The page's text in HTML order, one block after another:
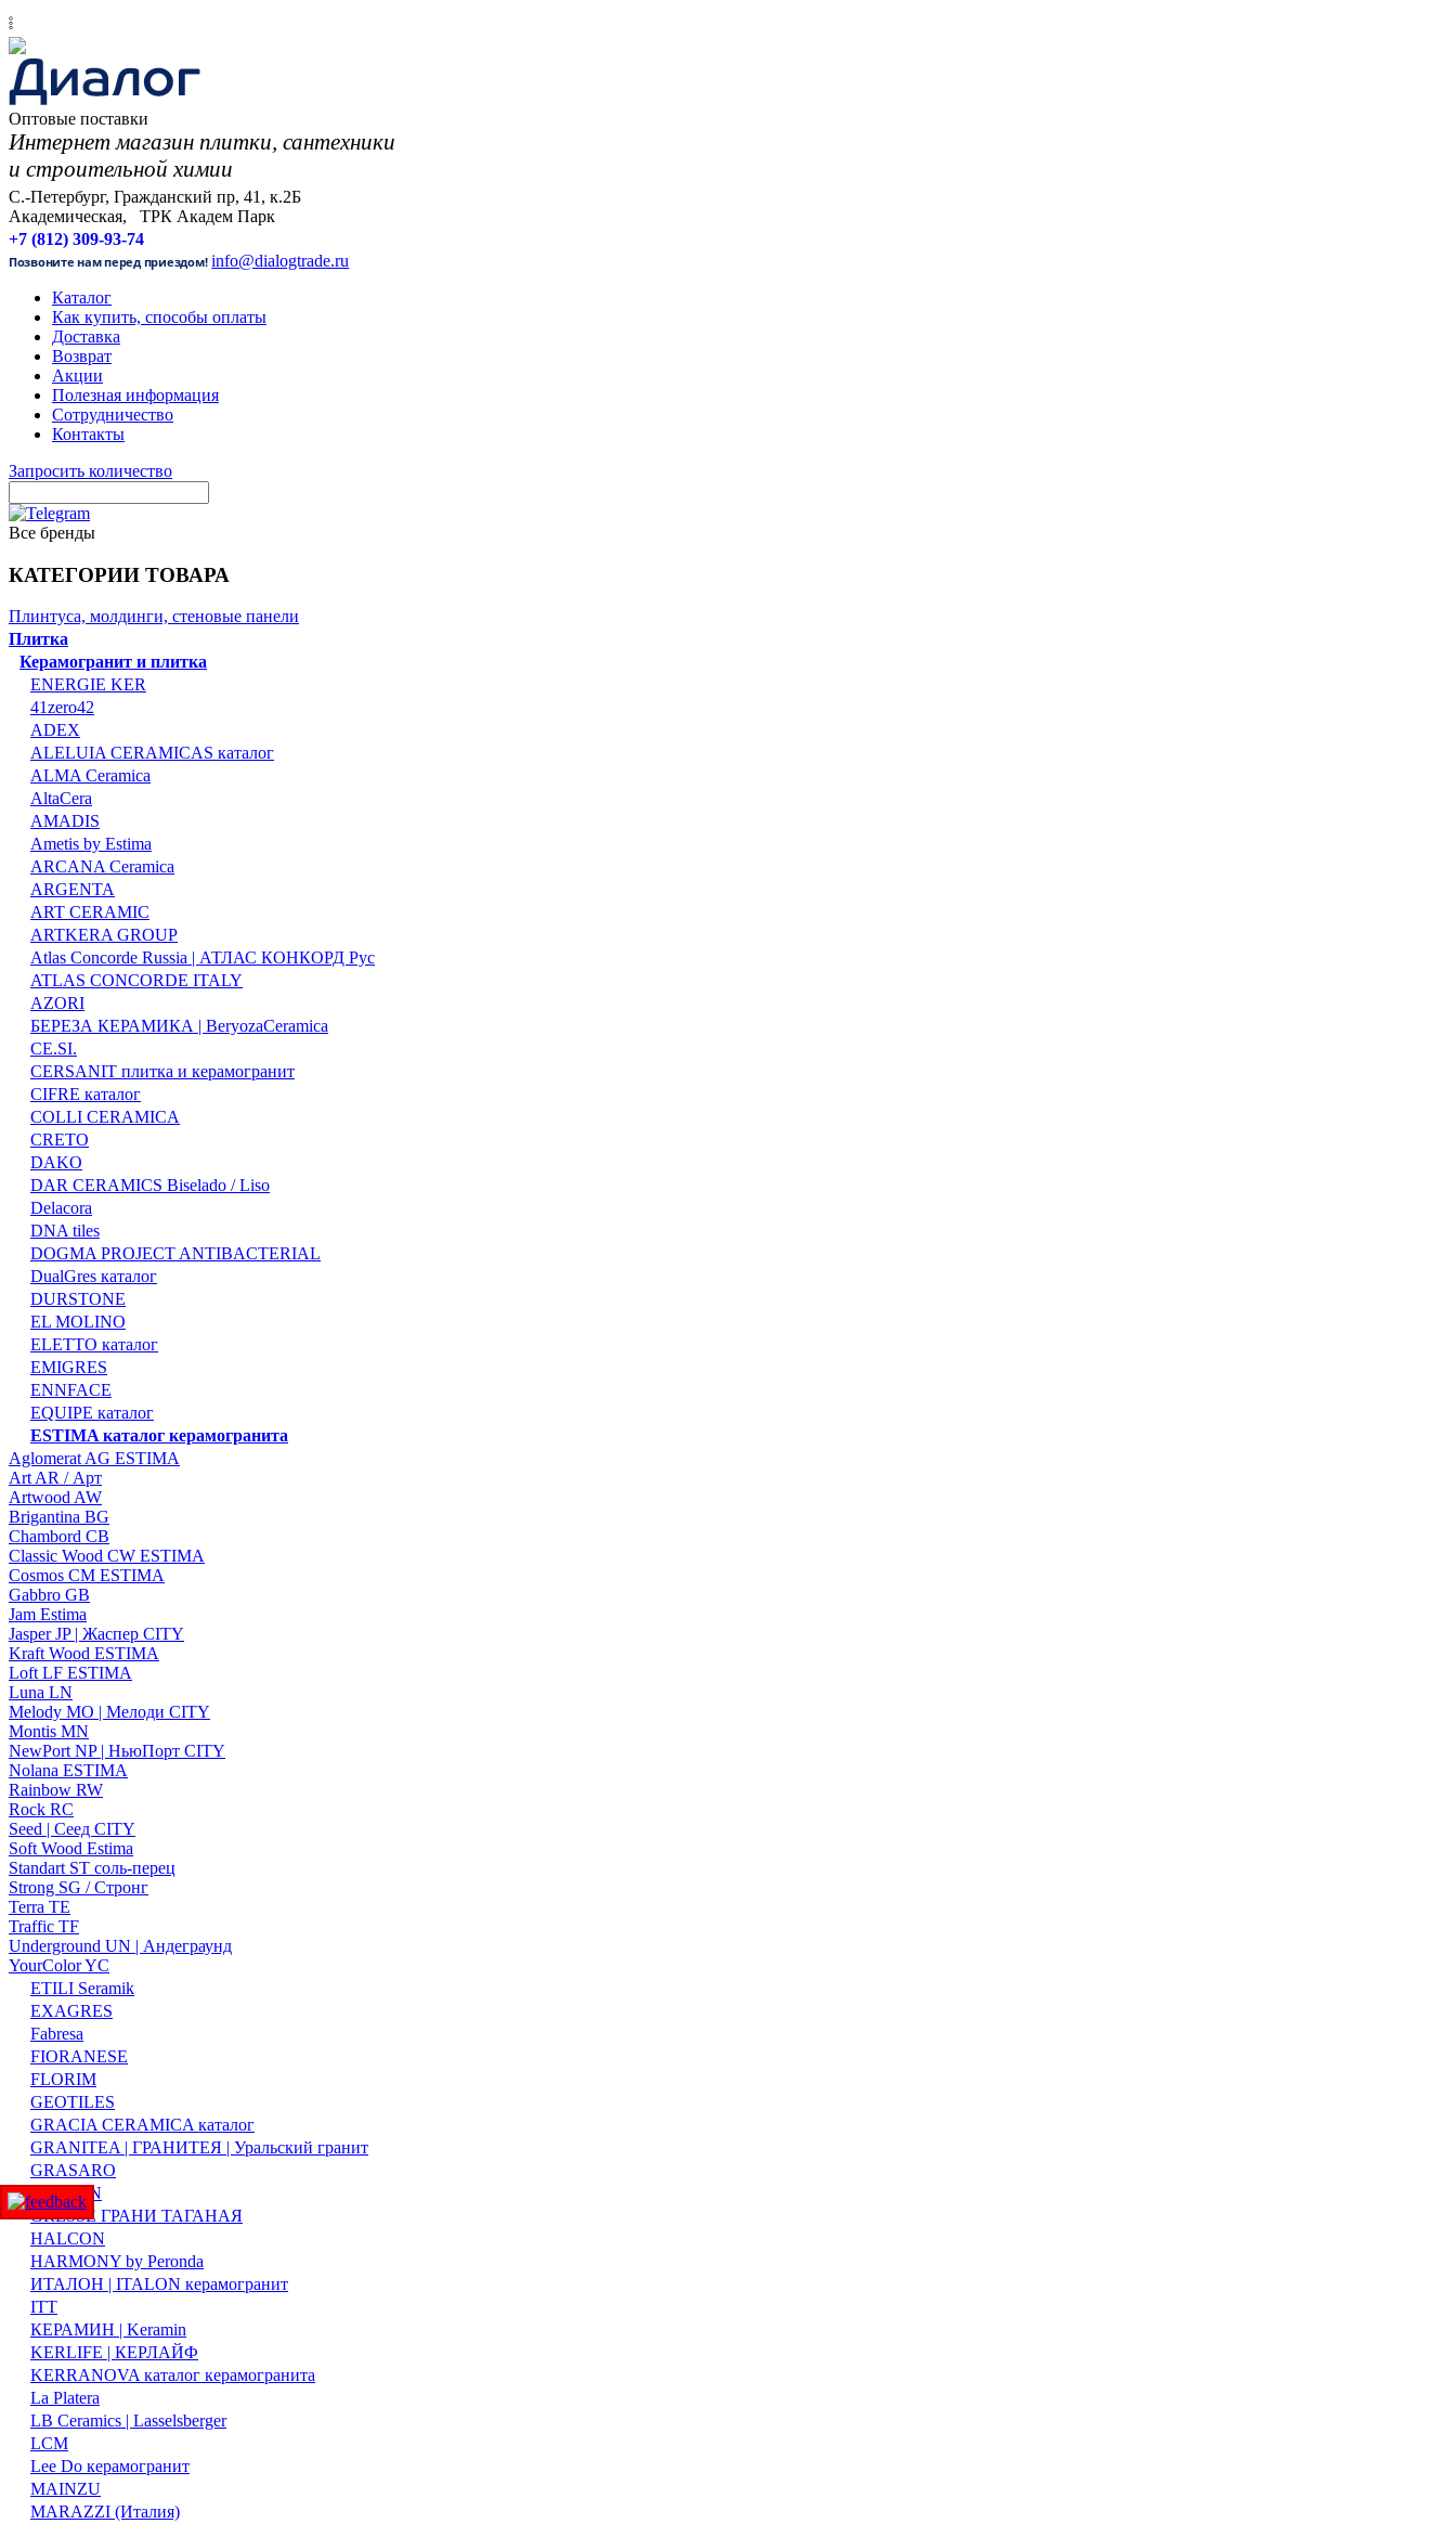
𓏬
Оптовые поставки
Интернет магазин плитки, сантехники
и строительной химии
С.-Петербург, Гражданский пр, 41, к.2Б
Академическая, ТРК Академ Парк
+7 (812) 309-93-74
Позвоните нам перед приездом! info@dialogtrade.ru
Каталог
Как купить, способы оплаты
Доставка
Возврат
Акции
Полезная информация
Сотрудничество
Контакты
Запросить количество
Все бренды
КАТЕГОРИИ ТОВАРА
Плинтуса, молдинги, стеновые панели
Плитка
Керамогранит и плитка
ENERGIE KER
41zero42
ADEX
ALELUIA CERAMICAS каталог
ALMA Ceramica
AltaCera
AMADIS
Ametis by Estima
ARCANA Ceramica
ARGENTA
ART CERAMIC
ARTKERA GROUP
Atlas Concorde Russia | АТЛАС КОНКОРД Рус
ATLAS CONCORDE ITALY
AZORI
БЕРЕЗА КЕРАМИКА | BeryozaCeramica
CE.SI.
CERSANIT плитка и керамогранит
CIFRE каталог
COLLI CERAMICA
CRETO
DAKO
DAR CERAMICS Biselado / Liso
Delacora
DNA tiles
DOGMA PROJECT ANTIBACTERIAL
DualGres каталог
DURSTONE
EL MOLINO
ELETTO каталог
EMIGRES
ENNFACE
EQUIPE каталог
ESTIMA каталог керамогранита
Aglomerat AG ESTIMA
Art AR / Арт
Artwood AW
Brigantina BG
Chambord CB
Classic Wood CW ESTIMA
Cosmos CM ESTIMA
Gabbro GB
Jam Estima
Jasper JP | Жаспер CITY
Kraft Wood ESTIMA
Loft LF ESTIMA
Luna LN
Melody MO | Мелоди CITY
Montis MN
NewPort NP | НьюПорт CITY
Nolana ESTIMA
Rainbow RW
Rock RC
Seed | Сеед CITY
Soft Wood Estima
Standart ST соль-перец
Strong SG / Стронг
Terra TE
Traffic TF
Underground UN | Андеграунд
YourColor YC
ETILI Seramik
EXAGRES
Fabresa
FIORANESE
FLORIM
GEOTILES
GRACIA CERAMICA каталог
GRANITEA | ГРАНИТЕЯ | Уральский гранит
GRASARO
GRESAN
GRESSE ГРАНИ ТАГАНАЯ
HALCON
HARMONY by Peronda
ИТАЛОН | ITALON керамогранит
ITT
КЕРАМИН | Keramin
KERLIFE | КЕРЛАЙФ
KERRANOVA каталог керамогранита
La Platera
LB Ceramics | Lasselsberger
LCM
Lee Do керамогранит
MAINZU
MARAZZI (Италия)